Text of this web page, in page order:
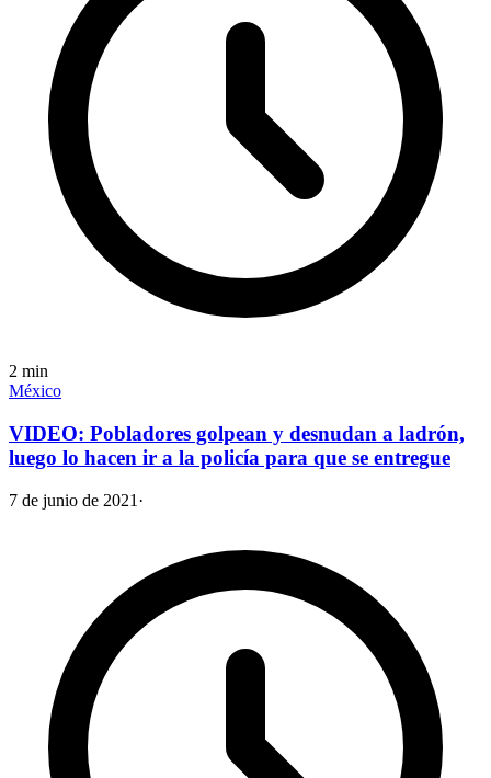
2 min
México
VIDEO: Pobladores golpean y desnudan a ladrón,
luego lo hacen ir a la policía para que se entregue
7 de junio de 2021 ·